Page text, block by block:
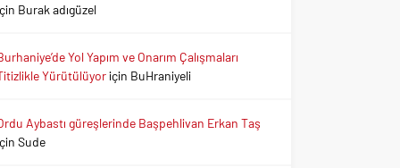
Burak adıgüzel
Yol Yapım ve Onarım Çalışmaları
Yürütülüyoriçin BuHraniyeli
Aybastı güreşlerinde Başpehlivan Erkan Taş
Sude